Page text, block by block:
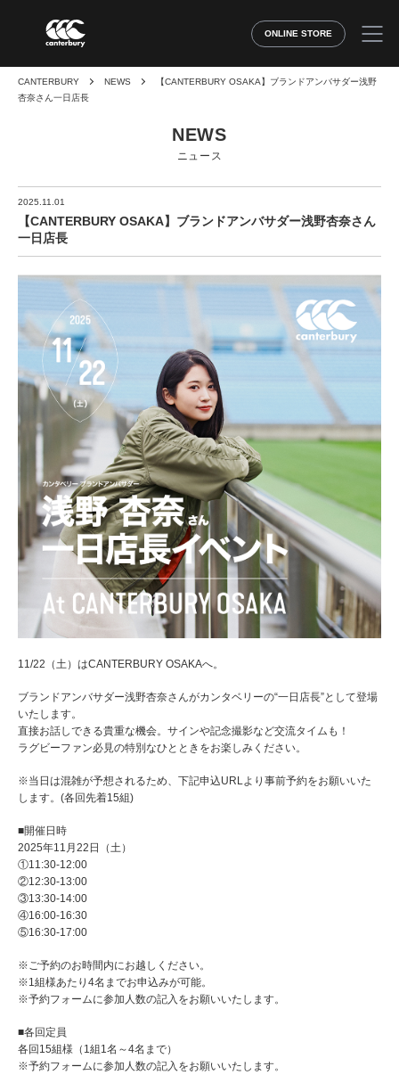
ONLINE STORE
CANTERBURY NEWS
【CANTERBURY OSAKA】ブランドアンバサダー浅野
杏奈さん一日店長
NEWS
ニュース
2025.11.01
【CANTERBURY OSAKA】ブランドアンバサダー浅野杏奈さん
一日店長
11/22（土）はCANTERBURY OSAKAへ。
ブランドアンバサダー浅野杏奈さんがカンタベリーの“一日店長”として登場
いたします。
直接お話しできる貴重な機会。サインや記念撮影など交流タイムも！
ラグビーファン必見の特別なひとときをお楽しみください。
※当日は混雑が予想されるため、下記申込URLより事前予約をお願いいた
します。(各回先着15組)
■開催日時
2025年11月22日（土）
①11:30-12:00
②12:30-13:00
③13:30-14:00
④16:00-16:30
⑤16:30-17:00
※ご予約のお時間内にお越しください。
※1組様あたり4名までお申込みが可能。
※予約フォームに参加人数の記入をお願いいたします。
■各回定員
各回15組様（1組1名～4名まで）
※予約フォームに参加人数の記入をお願いいたします。